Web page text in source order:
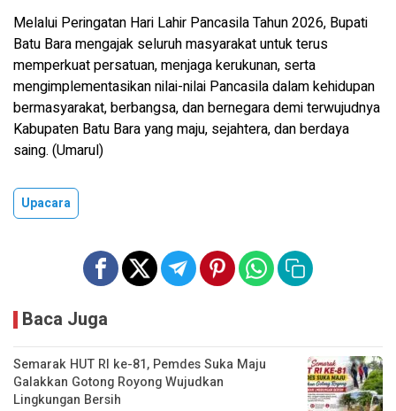
Melalui Peringatan Hari Lahir Pancasila Tahun 2026, Bupati
Batu Bara mengajak seluruh masyarakat untuk terus
memperkuat persatuan, menjaga kerukunan, serta
mengimplementasikan nilai-nilai Pancasila dalam kehidupan
bermasyarakat, berbangsa, dan bernegara demi terwujudnya
Kabupaten Batu Bara yang maju, sejahtera, dan berdaya
saing. (Umarul)
Upacara
Baca Juga
Semarak HUT RI ke-81, Pemdes Suka Maju
Galakkan Gotong Royong Wujudkan
Lingkungan Bersih